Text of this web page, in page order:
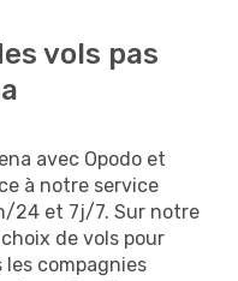
vols pas
avec Opodo et
à notre service
24 et 7j/7. Sur notre
de vols pour
les compagnies